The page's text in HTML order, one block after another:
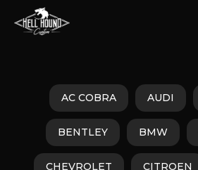
AC COBRA AUDI
BENTLEY BMW
CHEVROLET CITROEN